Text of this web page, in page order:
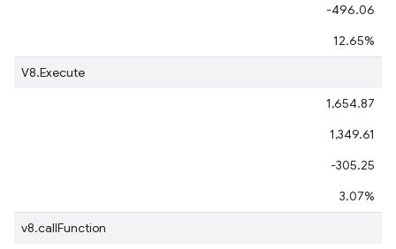
-496.06
12.65%
V8.Execute
1,654.87
1,349.61
-305.25
3.07%
v8.callFunction